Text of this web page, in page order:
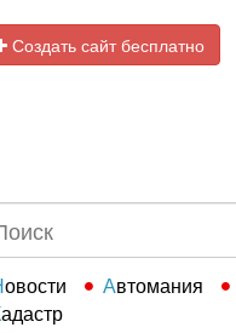
Создать сайт бесплатно
Новости
Автомания
Кадастр